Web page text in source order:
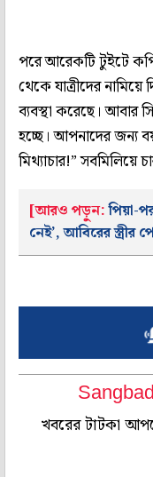
পরে আরেকটি টুইটে
থেকে যাত্রীদের
ব্যবস্থা করেছে। আবার
হচ্ছে। আপনাদের জন্য
মিথ্যাচার!” সবমিলিয়ে
[আরও পড়ুন:পিয়া-
নেই’, আবিরের স্ত্রীর
খবরের টাটকা